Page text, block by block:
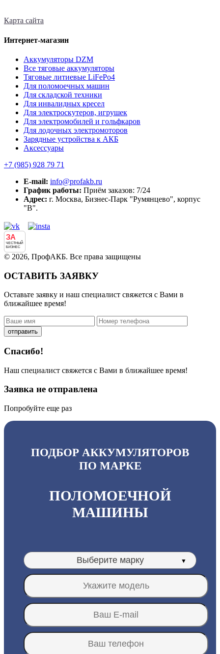
Карта сайта
Интернет-магазин
Аккумуляторы DZM
Все тяговые аккумуляторы
Тяговые литиевые LiFePo4
Для поломоечных машин
Для складской техники
Для инвалидных кресел
Для электроскутеров, игрушек
Для электромобилей и гольфкаров
Для лодочных электромоторов
Зарядные устройства к АКБ
Аксессуары
+7 (985) 928 79 71
E-mail: info@profakb.ru
График работы: Приём заказов: 7/24
Адрес: г. Москва, Бизнес-Парк "Румянцево", корпус
"В".
ЗА
ЧЕСТНЫЙ
БИЗНЕС
© 2026, ПрофАКБ. Все права защищены
ОСТАВИТЬ ЗАЯВКУ
Оставьте заявку и наш специалист свяжется с Вами в
ближайшее время!
отправить
Спасибо!
Наш специалист свяжется с Вами в ближайшее время!
Заявка не отправлена
Попробуйте еще раз
ПОДБОР АККУМУЛЯТОРОВ
ПО МАРКЕ
ПОЛОМОЕЧНОЙ
МАШИНЫ